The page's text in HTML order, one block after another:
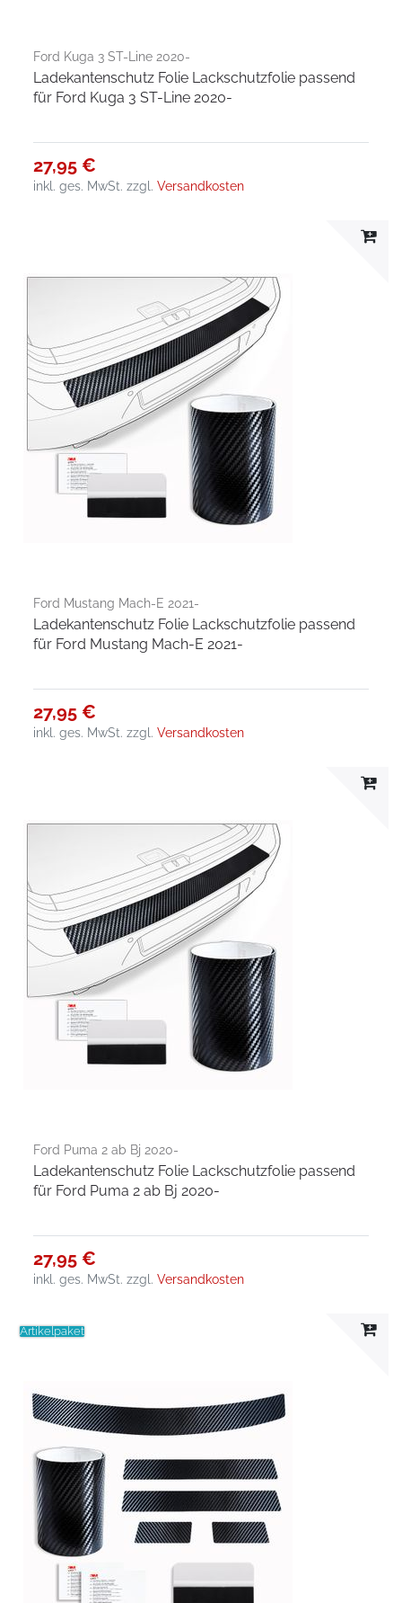
Ford Kuga 3 ST-Line 2020-
Ladekantenschutz Folie Lackschutzfolie passend
für Ford Kuga 3 ST-Line 2020-
27,95 €
inkl. ges. MwSt. zzgl.Versandkosten
Ford Mustang Mach-E 2021-
Ladekantenschutz Folie Lackschutzfolie passend
für Ford Mustang Mach-E 2021-
27,95 €
inkl. ges. MwSt. zzgl.Versandkosten
Ford Puma 2 ab Bj 2020-
Ladekantenschutz Folie Lackschutzfolie passend
für Ford Puma 2 ab Bj 2020-
27,95 €
inkl. ges. MwSt. zzgl.Versandkosten
Artikelpaket